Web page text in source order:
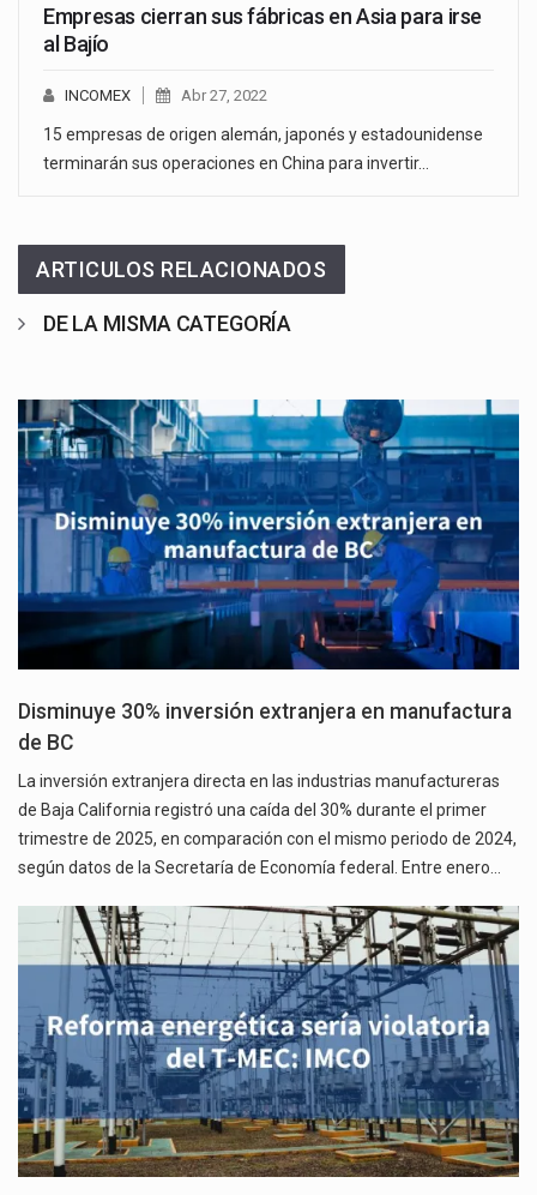
Empresas cierran sus fábricas en Asia para irse
al Bajío
INCOMEX Abr 27, 2022
15 empresas de origen alemán, japonés y estadounidense
terminarán sus operaciones en China para invertir…
ARTICULOS RELACIONADOS
DE LA MISMA CATEGORÍA
Disminuye 30% inversión extranjera en manufactura
de BC
La inversión extranjera directa en las industrias manufactureras
de Baja California registró una caída del 30% durante el primer
trimestre de 2025, en comparación con el mismo periodo de 2024,
según datos de la Secretaría de Economía federal. Entre enero…